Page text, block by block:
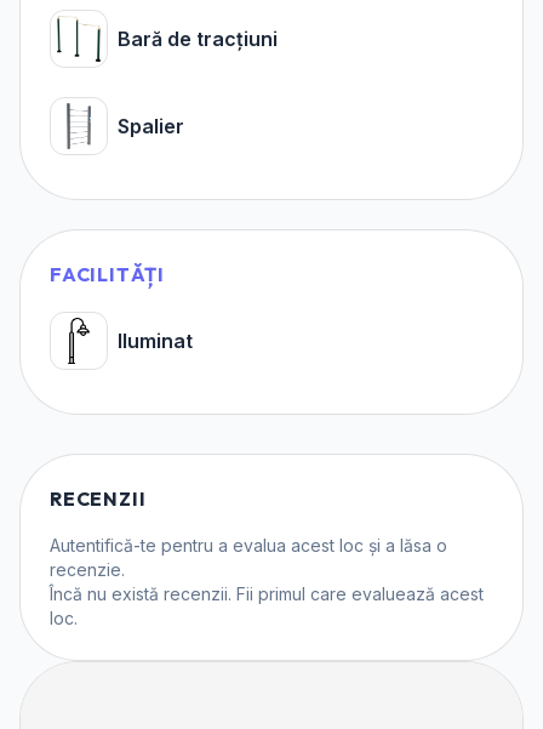
Bară de tracțiuni
Spalier
FACILITĂȚI
Iluminat
RECENZII
Autentifică-te pentru a evalua acest loc și a lăsa o
recenzie.
Încă nu există recenzii. Fii primul care evaluează acest
loc.